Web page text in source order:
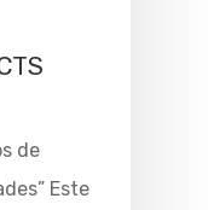
de
Este